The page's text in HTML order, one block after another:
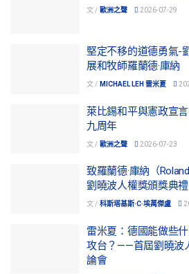
文 / 歐洲之聲 2026-07-29
堅定不移的道德勇氣-
展和牧師羅蘭德·庫納
文 / MICHAEL LEH 雷米夏
萊比錫和平與憲政宣
九周年
文 / 歐洲之聲 2026-07-23
致羅蘭德·庫納（
劉曉波人權獎頒獎典禮
文 / 科斯塔基斯·C·埃萬傑盧
雷米夏：德國能做些
攻台？——首屆劉曉波
論會